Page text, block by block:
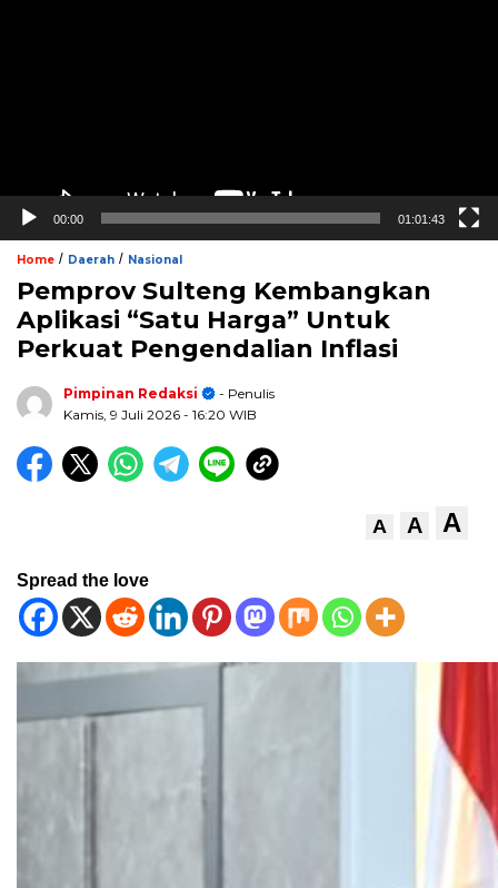
00:00 01:01:43
Home / Daerah / Nasional
Pemprov Sulteng Kembangkan
Aplikasi “Satu Harga” Untuk
Perkuat Pengendalian Inflasi
Pimpinan Redaksi
- Penulis
Kamis, 9 Juli 2026 - 16:20 WIB
A A A
Spread the love